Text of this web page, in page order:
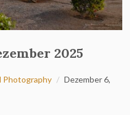
2025
Photography
Dezember 6,